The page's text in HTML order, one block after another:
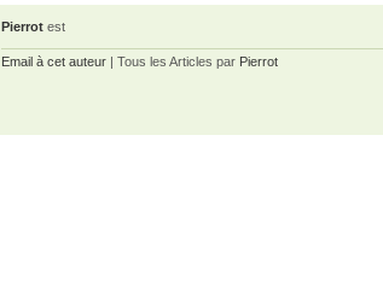
Pierrot est
Email à cet auteur | Tous les Articles par Pierrot